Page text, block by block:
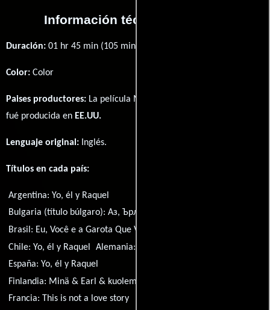
Información técnica y general
Duración: 01 hr 45 min (105 minutos) .
Color: Color
Paises productores: La película Me and Earl and the Dying Girl
fué producida en EE.UU.
Lenguaje original: Inglés.
Títulos en cada país:
Argentina:Yo, él y Raquel
Bulgaria (título búlgaro):Аз, Ърл и умиращото момиче
Brasil: Eu, Você e a Garota Que Vai Morrer
Chile:Yo, él y Raquel Alemania:
España:Yo, él y Raquel
Finlandia: Minä & Earl & kuolemansairas tyttö
Francia: This is not a love story